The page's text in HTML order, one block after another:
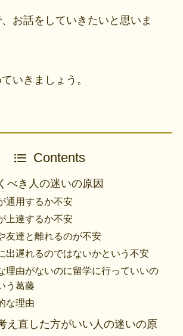
お話をしていきたいと思いま
いきましょう。
Contents
べき人の迷いの原因
通用するか不安
上達するか不安
友達と離れるのが不安
出遅れるのではないかという不安
理由がないのに留学に行っていいの
う葛藤
な理由
え直した方がいい人の迷いの原